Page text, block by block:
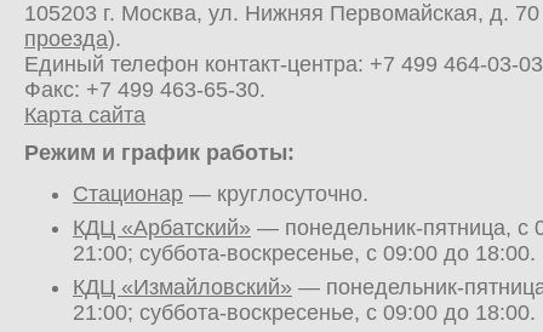
105203 г. Москва, ул. Нижняя Первомайская, д.
проезда).
Единый телефон контакт-центра: +7 499 464-03-03
Факс: +7 499 463-65-30.
Карта сайта
Режим и график работы:
Стационар — круглосуточно.
КДЦ «Арбатский» — понедельник-пятница, с
21:00; суббота-воскресенье, с 09:00 до 18:00.
КДЦ «Измайловский» — понедельник-
21:00; суббота-воскресенье, с 09:00 до 18:00.